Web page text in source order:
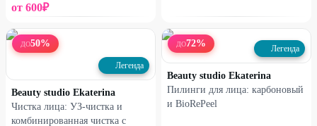
от 600₽
ДО50%
Легенда
Beauty studio Ekaterina
Чистка лица: УЗ-чистка и
комбинированная чистка с
ДО72% Легенда
Beauty studio Ekaterina
Пилинги для лица: карбоновый
и BioRePeel